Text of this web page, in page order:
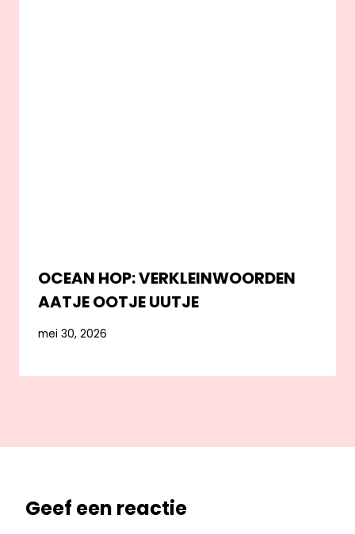
OCEAN HOP: VERKLEINWOORDEN
AATJE OOTJE UUTJE
mei 30, 2026
Geef een reactie